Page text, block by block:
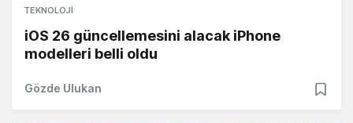
TEKNOLOJI
iOS 26 güncellemesini alacak iPhone
modelleri belli oldu
Gözde Ulukan